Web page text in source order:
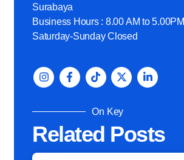
Surabaya
Business Hours : 8.00 AM to 5.00PM
Saturday-Sunday Closed
On Key
Related Posts